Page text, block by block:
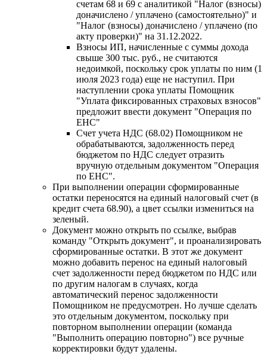
счетам 68 и 69 с аналитикой "Налог (взносы)
доначислено / уплачено (самостоятельно)" и
"Налог (взносы) доначислено / уплачено (по
акту проверки)" на 31.12.2022.
Взносы ИП, начисленные с суммы дохода
свыше 300 тыс. руб., не считаются
недоимкой, поскольку срок уплаты по ним (1
июля 2023 года) еще не наступил. При
наступлении срока уплаты Помощник
"Уплата фиксированных страховых взносов"
предложит ввести документ "Операция по
ЕНС"
Счет учета НДС (68.02) Помощником не
обрабатываются, задолженность перед
бюджетом по НДС следует отразить
вручную отдельным документом "Операция
по ЕНС".
При выполнении операции сформированные
остатки переносятся на единый налоговый счет (в
кредит счета 68.90), а цвет ссылки измениться на
зеленый.
Документ можно открыть по ссылке, выбрав
команду "Открыть документ", и проанализировать
сформированные остатки. В этот же документ
можно добавить перенос на единый налоговый
счет задолженности перед бюджетом по НДС или
по другим налогам в случаях, когда
автоматический перенос задолженности
Помощником не предусмотрен. Но лучше сделать
это отдельным документом, поскольку при
повторном выполнении операции (команда
"Выполнить операцию повторно") все ручные
корректировки будут удалены.